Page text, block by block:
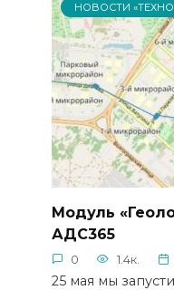
НОВОСТИ
Модуль
АДС365
0 1.4к.
25 мая мы